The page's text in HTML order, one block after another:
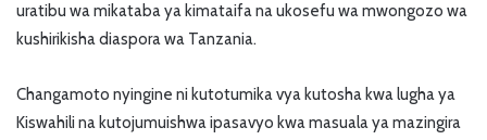
uratibu wa mikataba ya kimataifa na ukosefu wa mwongozo wa
kushirikisha diaspora wa Tanzania.
Changamoto nyingine ni kutotumika vya kutosha kwa lugha ya
Kiswahili na kutojumuishwa ipasavyo kwa masuala ya mazingira